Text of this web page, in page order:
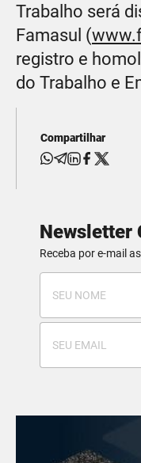
Trabalho será
Famasul (
registro e
do Trabalho e
Compartilhar
Newsletter
Receba por e-mail